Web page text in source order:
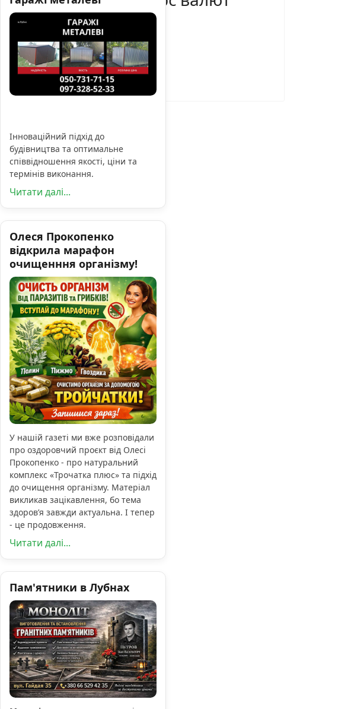
Інноваційний підхід до
будівництва та оптимальне
співвідношення якості, ціни та
термінів виконання.
Читати далі...
Олеся Прокопенко
відкрила марафон
очищенння організму!
У нашій газеті ми вже розповідали
про оздоровчий проєкт від Олесі
Прокопенко - про натуральний
комплекс «Трочатка плюс» та підхід
до очищення організму. Матеріал
викликав зацікавлення, бо тема
здоров’я завжди актуальна. І тепер
- це продовження.
Читати далі...
Пам'ятники в Лубнах